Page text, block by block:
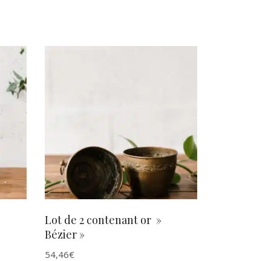
Lot de 2 contenant or »
Bézier »
54,46€